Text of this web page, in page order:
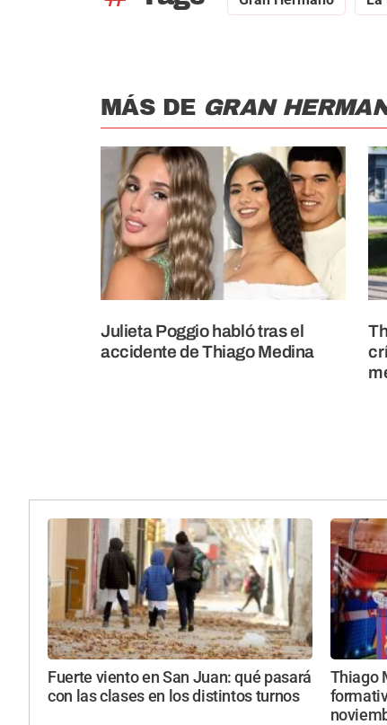
MÁS DE GRAN
Julieta Poggio habló tras el
accidente de Thiago Medina
Fuerte viento en San Juan: qué pasará
con las clases en los distintos turnos
Thiago